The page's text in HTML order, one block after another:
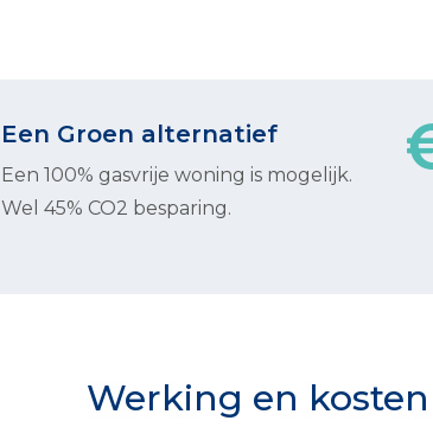
Een Groen alternatief
Een 100% gasvrije woning is mogelijk.
Wel 45% CO2 besparing.
Werking en